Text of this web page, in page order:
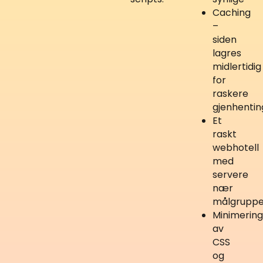
Caching
–
siden
lagres
midlertidig
for
raskere
Et
raskt
webhotell
med
servere
nær
Minimering
av
CSS
og